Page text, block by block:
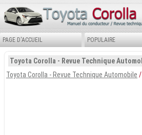
PAGE D'ACCUEIL POPULAIRE
Toyota Corolla - Revue Technique
Toyota Corolla - Revue Technique Automobile /